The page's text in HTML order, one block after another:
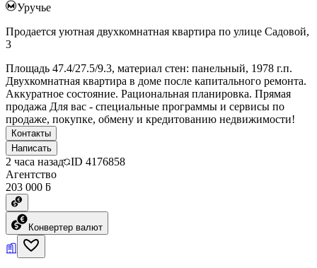
Уручье
Продается уютная двухкомнатная квартира по улице Садовой,
3
Площадь 47.4/27.5/9.3, материал стен: панельный, 1978 г.п.
Двухкомнатная квартира в доме после капитального ремонта.
Аккуратное состояние. Рациональная планировка. Прямая
продажа Для вас - специальные программы и сервисы по
продаже, покупке, обмену и кредитованию недвижимости!
Контакты
Написать
2 часа назад ID 4176858
Агентство
203 000 ƃ
Конвертер валют